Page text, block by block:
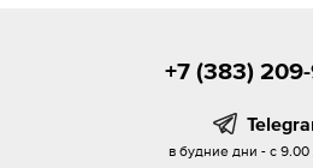
+7 (383)
в будние дни - с 9.00